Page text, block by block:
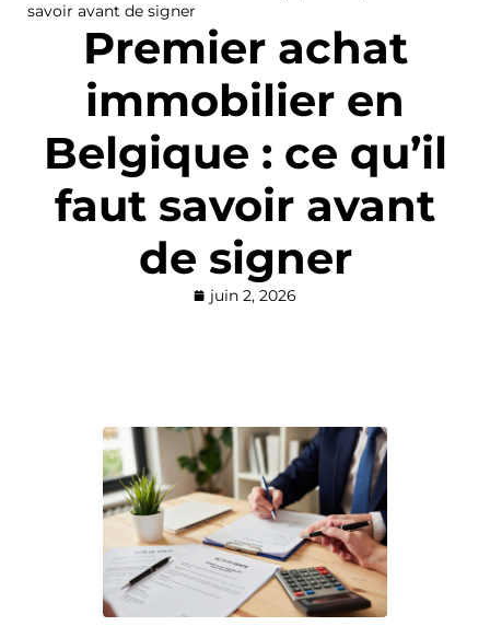
savoir avant de signer
Premier achat
immobilier en
Belgique : ce qu’il
faut savoir avant
de signer
juin 2, 2026